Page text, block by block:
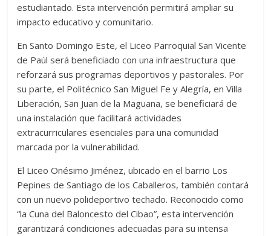
estudiantado. Esta intervención permitirá ampliar su
impacto educativo y comunitario.
En Santo Domingo Este, el Liceo Parroquial San Vicente
de Paúl será beneficiado con una infraestructura que
reforzará sus programas deportivos y pastorales. Por
su parte, el Politécnico San Miguel Fe y Alegría, en Villa
Liberación, San Juan de la Maguana, se beneficiará de
una instalación que facilitará actividades
extracurriculares esenciales para una comunidad
marcada por la vulnerabilidad.
El Liceo Onésimo Jiménez, ubicado en el barrio Los
Pepines de Santiago de los Caballeros, también contará
con un nuevo polideportivo techado. Reconocido como
“la Cuna del Baloncesto del Cibao”, esta intervención
garantizará condiciones adecuadas para su intensa